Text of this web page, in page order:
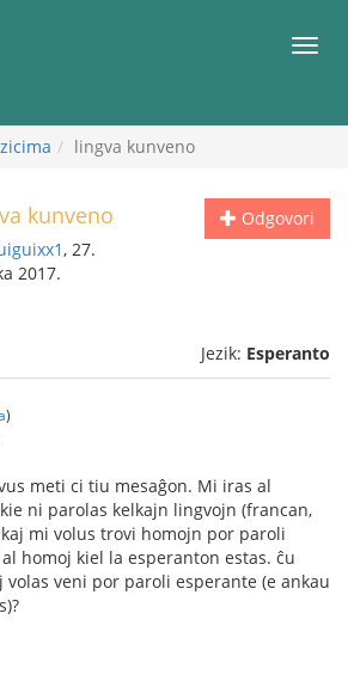
Meni
lingva kunveno
Odgovori
kunveno
, 27.
2017.
Jezik: Esperanto
)
meti ci tiu mesaĝon. Mi iras al
ni parolas kelkajn lingvojn (francan,
mi volus trovi homojn por paroli
homoj kiel la esperanton estas. ĉu
veni por paroli esperante (e ankau